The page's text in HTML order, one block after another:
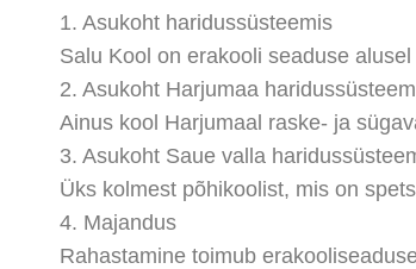
1. Asukoht haridussüsteemis
Salu Kool on erakooli seaduse
2. Asukoht Harjumaa
Ainus kool Harjumaal raske- ja
3. Asukoht Saue valla
Üks kolmest põhikoolist, mis on
4. Majandus
Rahastamine toimub